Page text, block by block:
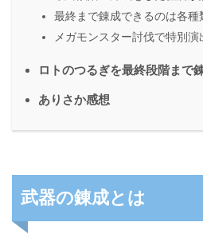
最終まで錬成できるのは各種
メガモンスター討伐で特別
ロトのつるぎを最終段階まで
ありさか感想
武器の錬成とは